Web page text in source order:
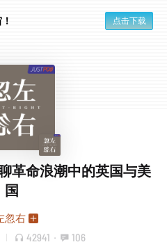
点击下载
革命浪潮中的英国与美
国
忽右
42941 · 106